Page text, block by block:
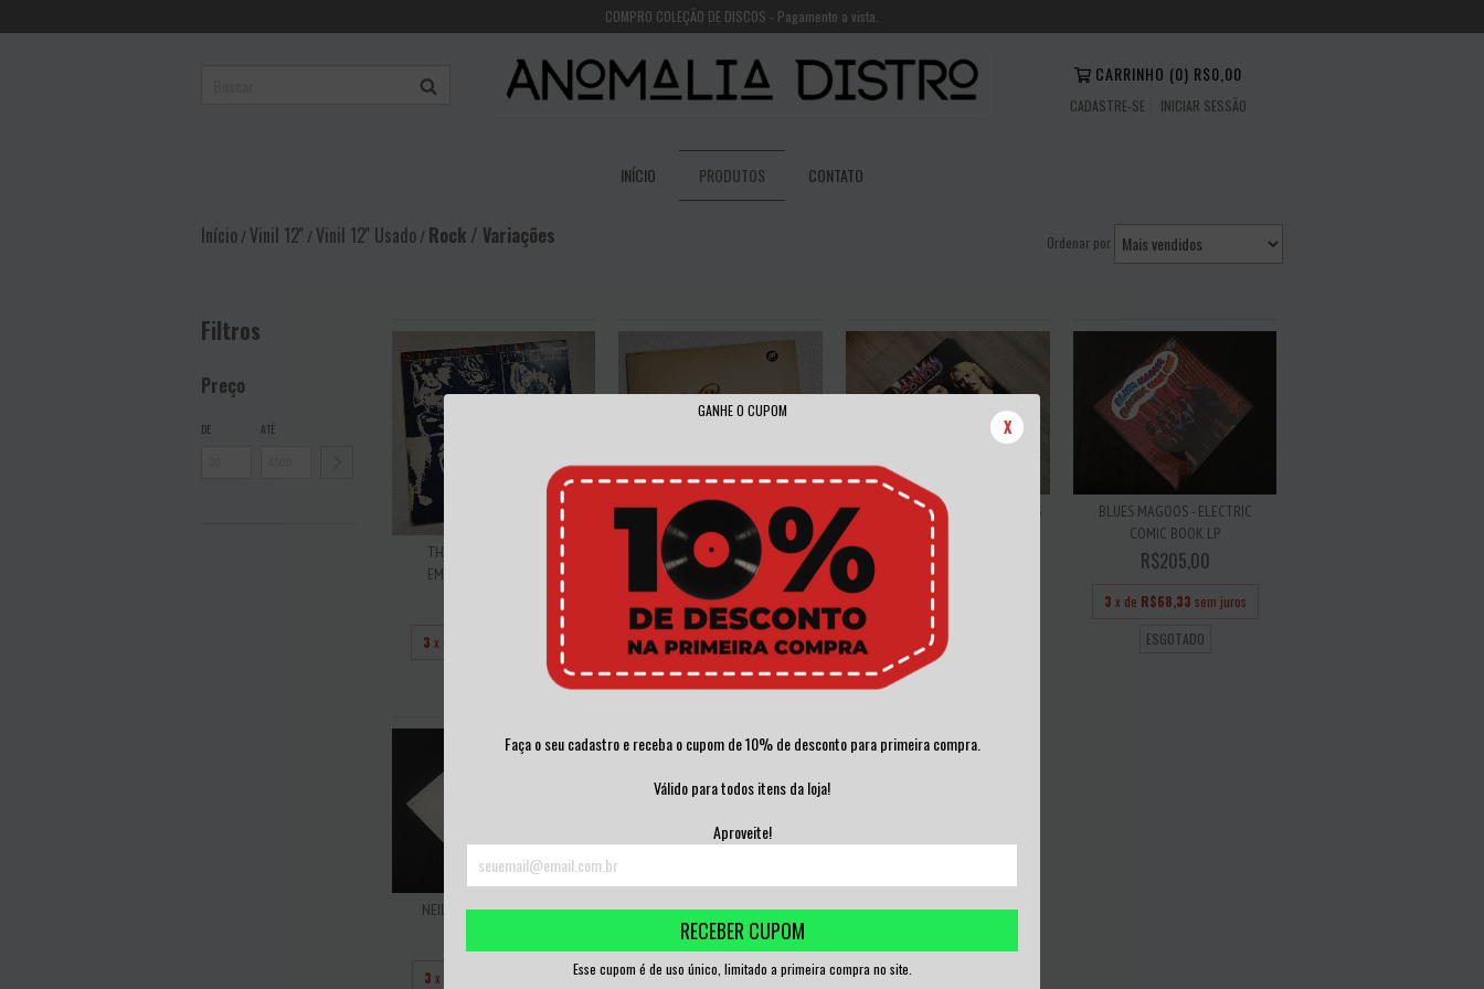
GANHE O CUPOM
X
Faça o seu cadastro e receba o cupom de 10% de desconto para primeira compra.
Válido para todos itens da loja!
Aproveite!
RECEBER CUPOM
Esse cupom é de uso único, limitado a primeira compra no site.
COMPRO COLEÇÃO DE DISCOS - Pagamento a vista.
CARRINHO (0) R$0,00
CADASTRE-SE INICIAR SESSÃO
INÍCIO PRODUTOS CONTATO
Início/Vinil 12'' /Vinil 12'' Usado/Rock / Variações Ordenar por
Filtros
Preço
DE ATÉ
THE ROLLING STONES -
EMOTIONAL RESCUE VI...
3 x de
sem juros
NEIL YOUNG - HARVEST VINIL
ARGENTINA 197...
R$250,00
3 x deR$83,33sem juros
ESGOTADO
COVEN - WITCHCRAFT DESTROYS
MINDS &...
R$400,00
R$133,33
ESGOTADO
BLUES MAGOOS - ELECTRIC
COMIC BOOK LP
R$205,00
3 x de R$68,33 sem juros
ESGOTADO
NEIL DIAMOND - SHILO LP
3 x de